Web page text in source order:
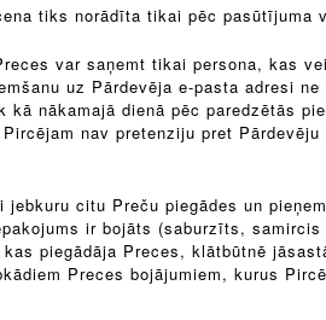
tiks norādīta tikai pēc pasūtījuma
var saņemt tikai persona, kas
uz Pārdevēja e-pasta adresi ne
nākamajā dienā pēc paredzētās
nav pretenziju pret
citu Preču piegādes un
ir bojāts (saburzīts,
piegādāja Preces, klātbūtnē
Preces bojājumiem, kurus